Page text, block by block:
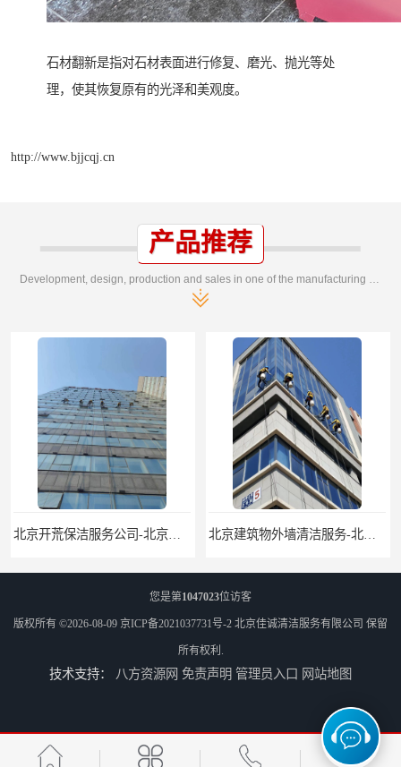
石材翻新是指对石材表面进行修复、磨光、抛光等处
理，使其恢复原有的光泽和美观度。
http://www.bjjcqj.cn
产品推荐
北京开荒保洁服务公司-北京外墙清洗服务-外墙清洗保洁公司 北京建筑物外墙清洁服务-北京高空保洁服务公司-北京物业管理服务公司
北京外墙清洗服务-北京开荒保洁亮化服务-北京物业清洁服务
您是第1047023位访客
版权所有 ©2026-08-09 京ICP备2021037731号-2 北京佳诚清洁服务有限公司 保留
所有权利.
技术支持： 八方资源网 免责声明 管理员入口 网站地图